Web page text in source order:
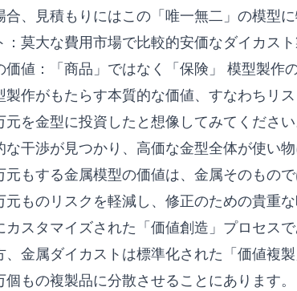
合、見積もりにはこの「唯一無二」の模型
：莫大な費用市場で比較的安価なダイカス
価値：「商品」ではなく「保険」 模型製作
製作がもたらす本質的な価値、すなわちリ
元を金型に投資したと想像してみてくださ
な干渉が見つかり、高価な金型全体が使い
元もする金属模型の価値は、金属そのもの
元ものリスクを軽減し、修正のための貴重
カスタマイズされた「価値創造」プロセス
、金属ダイカストは標準化された「価値複
個もの複製品に分散させることにあります